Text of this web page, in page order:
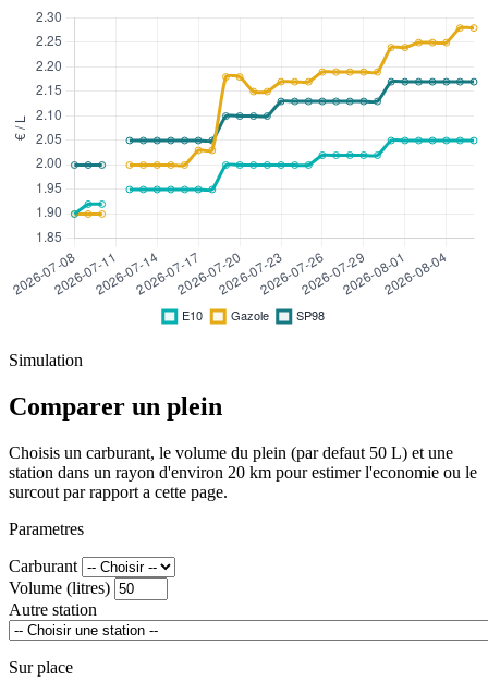
Simulation
Comparer un plein
Choisis un carburant, le volume du plein (par defaut 50 L) et une
station dans un rayon d'environ 20 km pour estimer l'economie ou le
surcout par rapport a cette page.
Parametres
Carburant
Volume (litres)
Autre station
Sur place